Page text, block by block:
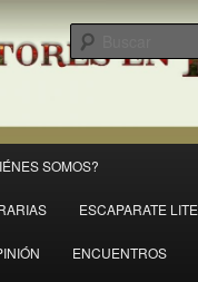
Rivas
SOMOS?
ESCAPARATE
ENCUENTROS